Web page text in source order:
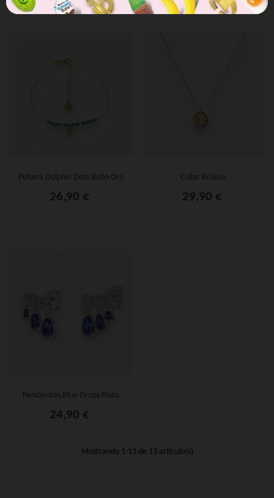
Pulsera Dolphin Dots Baño Oro
26,90 €
Collar Brújula
29,90 €
Pendientes Blue Drops Plata
24,90 €
Mostrando 1-13 de 13 artículo(s)